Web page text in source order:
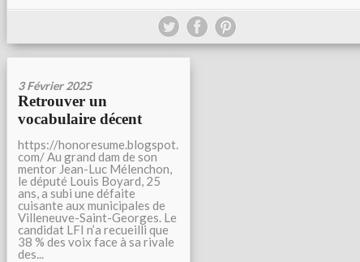
3 Février 2025
Retrouver un
vocabulaire décent
https://honoresume.blogspot.
com/ Au grand dam de son
mentor Jean-Luc Mélenchon,
le député Louis Boyard, 25
ans, a subi une défaite
cuisante aux municipales de
Villeneuve-Saint-Georges. Le
candidat LFI n’a recueilli que
38 % des voix face à sa rivale
des...